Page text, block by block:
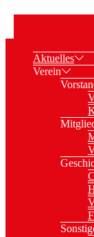
Aktuelles
Verein